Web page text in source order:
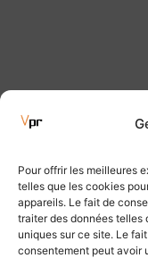
Pour offrir les meilleures
telles que les cookies
appareils. Le fait de
traiter des données telles
uniques sur ce site. Le
consentement peut avoir